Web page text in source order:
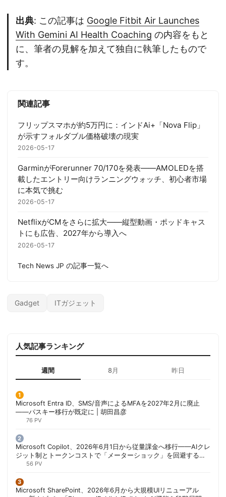
出典: この記事は Google Fitbit Air Launches
With Gemini AI Health Coaching の内容をもと
に、筆者の見解を加えて独自に執筆したもので
す。
関連記事
フリップスマホが約5万円に：インドAi+「Nova Flip」
が示すフォルダブル価格破壊の現実
2026-05-17
GarminがForerunner 70/170を発表——AMOLEDを搭
載したエントリー向けランニングウォッチ、初心者市場
に本気で挑む
2026-05-17
NetflixがCMをさらに拡大——縦型動画・ポッドキャス
トにも広告、2027年から導入へ
2026-05-17
Tech News JP の記事一覧へ
Gadget ITガジェット
人気記事ランキング
週間 8月 昨日
Microsoft Entra ID、SMS/音声によるMFAを2027年2月に廃止
——パスキー移行が既定に | 胡田昌彦
76 PV
Microsoft Copilot、2026年6月1日から従量課金へ移行——AIクレ
ジット制とトークンコストで「メーターショック」を回避する方
法 | 胡田昌彦
56 PV
Microsoft SharePoint、2026年6月から大規模UIリニューアル